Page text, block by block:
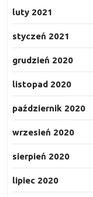
luty 2021
styczeń 2021
grudzień 2020
listopad 2020
październik 2020
wrzesień 2020
sierpień 2020
lipiec 2020